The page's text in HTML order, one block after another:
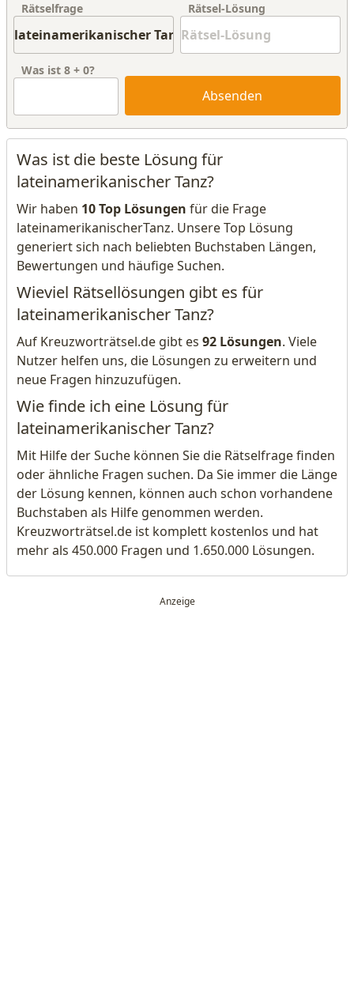
Rätselfrage Rätsel-Lösung
Was ist 8 + 0?
Absenden
Was ist die beste Lösung für
lateinamerikanischer Tanz?
Wir haben 10 Top Lösungen für die Frage
lateinamerikanischerTanz. Unsere Top Lösung
generiert sich nach beliebten Buchstaben Längen,
Bewertungen und häufige Suchen.
Wieviel Rätsellösungen gibt es für
lateinamerikanischer Tanz?
Auf Kreuzworträtsel.de gibt es 92 Lösungen. Viele
Nutzer helfen uns, die Lösungen zu erweitern und
neue Fragen hinzuzufügen.
Wie finde ich eine Lösung für
lateinamerikanischer Tanz?
Mit Hilfe der Suche können Sie die Rätselfrage finden
oder ähnliche Fragen suchen. Da Sie immer die Länge
der Lösung kennen, können auch schon vorhandene
Buchstaben als Hilfe genommen werden.
Kreuzworträtsel.de ist komplett kostenlos und hat
mehr als 450.000 Fragen und 1.650.000 Lösungen.